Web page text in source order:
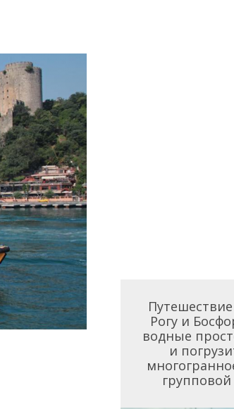
Рогу и
водные
и
групповой